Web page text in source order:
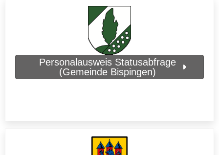
Personalausweis Statusabfrage
(Gemeinde Bispingen)